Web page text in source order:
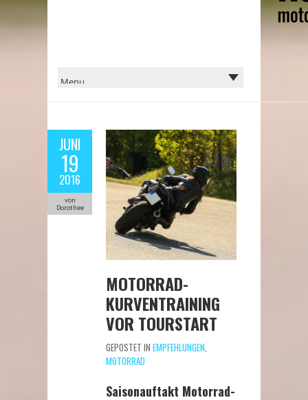
JUNI
19
2016
von
Dorothee
MOTORRAD-
KURVENTRAINING
VOR TOURSTART
GEPOSTET IN EMPFEHLUNGEN,
MOTORRAD
Saisonauftakt Motorrad-